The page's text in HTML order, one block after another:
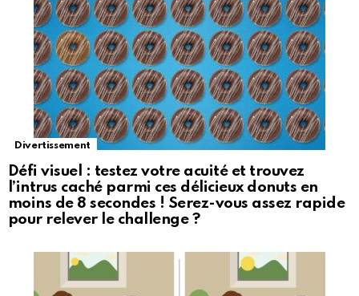
Divertissement
Défi visuel : testez votre acuité et trouvez
l’intrus caché parmi ces délicieux donuts en
moins de 8 secondes ! Serez-vous assez rapide
pour relever le challenge ?